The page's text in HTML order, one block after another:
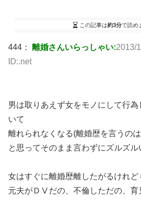
この記事は約3分で読め
444： 離婚さんいらっしゃい:2013/
ID:.net
男は取りあえず女をモノにして行
いて
離れられなくなる(離婚歴を言うの
と思ってそのまま言わずにズルズル
女はすぐに離婚歴離したがるけれど
元夫がＤⅤだの、不倫しただの、育